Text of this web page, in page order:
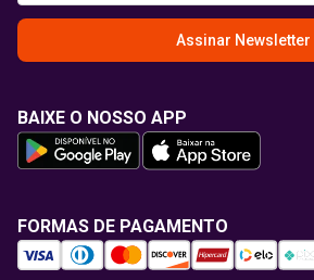
Assinar Newsletter
BAIXE O NOSSO APP
FORMAS DE PAGAMENTO